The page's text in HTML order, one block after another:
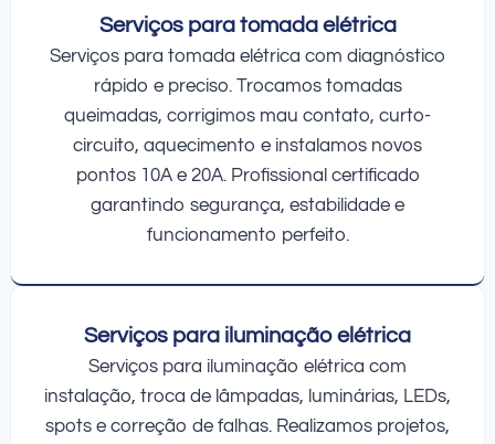
Serviços para tomada elétrica
Serviços para tomada elétrica com diagnóstico
rápido e preciso. Trocamos tomadas
queimadas, corrigimos mau contato, curto-
circuito, aquecimento e instalamos novos
pontos 10A e 20A. Profissional certificado
garantindo segurança, estabilidade e
funcionamento perfeito.
Serviços para iluminação elétrica
Serviços para iluminação elétrica com
instalação, troca de lâmpadas, luminárias, LEDs,
spots e correção de falhas. Realizamos projetos,